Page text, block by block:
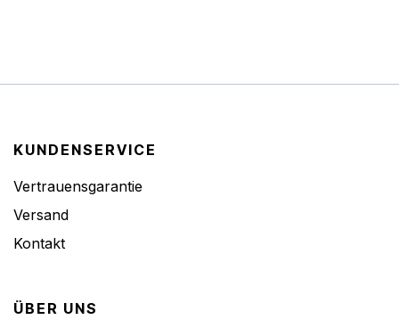
KUNDENSERVICE
Vertrauensgarantie
Versand
Kontakt
ÜBER UNS